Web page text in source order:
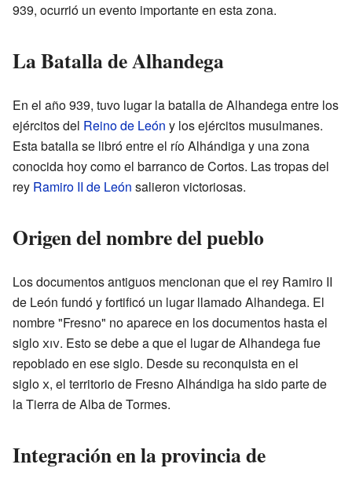
939, ocurrió un evento importante en esta zona.
La Batalla de Alhandega
En el año 939, tuvo lugar la batalla de Alhandega entre los
ejércitos del Reino de León y los ejércitos musulmanes.
Esta batalla se libró entre el río Alhándiga y una zona
conocida hoy como el barranco de Cortos. Las tropas del
rey Ramiro II de León salieron victoriosas.
Origen del nombre del pueblo
Los documentos antiguos mencionan que el rey Ramiro II
de León fundó y fortificó un lugar llamado Alhandega. El
nombre "Fresno" no aparece en los documentos hasta el
sigloxiv. Esto se debe a que el lugar de Alhandega fue
repoblado en ese siglo. Desde su reconquista en el
siglox, el territorio de Fresno Alhándiga ha sido parte de
la Tierra de Alba de Tormes.
Integración en la provincia de